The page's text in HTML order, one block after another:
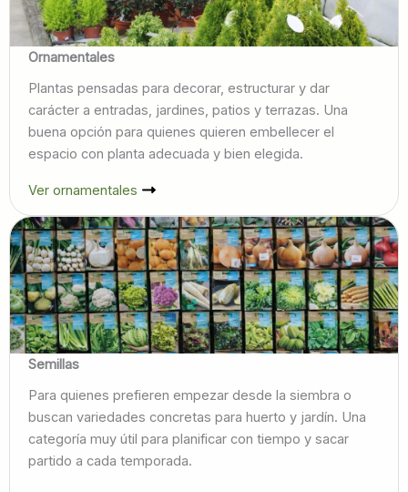
Ornamentales
Plantas pensadas para decorar, estructurar y dar
carácter a entradas, jardines, patios y terrazas. Una
buena opción para quienes quieren embellecer el
espacio con planta adecuada y bien elegida.
Ver ornamentales
Semillas
Para quienes prefieren empezar desde la siembra o
buscan variedades concretas para huerto y jardín. Una
categoría muy útil para planificar con tiempo y sacar
partido a cada temporada.